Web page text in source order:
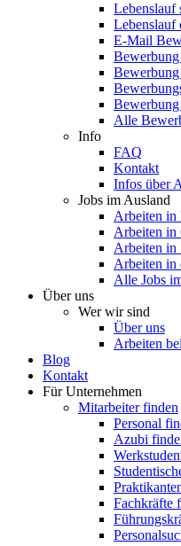
Lebenslauf
Lebenslauf
E-Mail
Alle
Info
FAQ
Kontakt
Infos über
Jobs im Ausland
Arbeiten in
Arbeiten in
Arbeiten in
Arbeiten in
Alle Jobs
Über uns
Wer wir sind
Über uns
Arbeiten
Blog
Kontakt
Für Unternehmen
Mitarbeiter finden
Personal
Azubi
Fachkräfte